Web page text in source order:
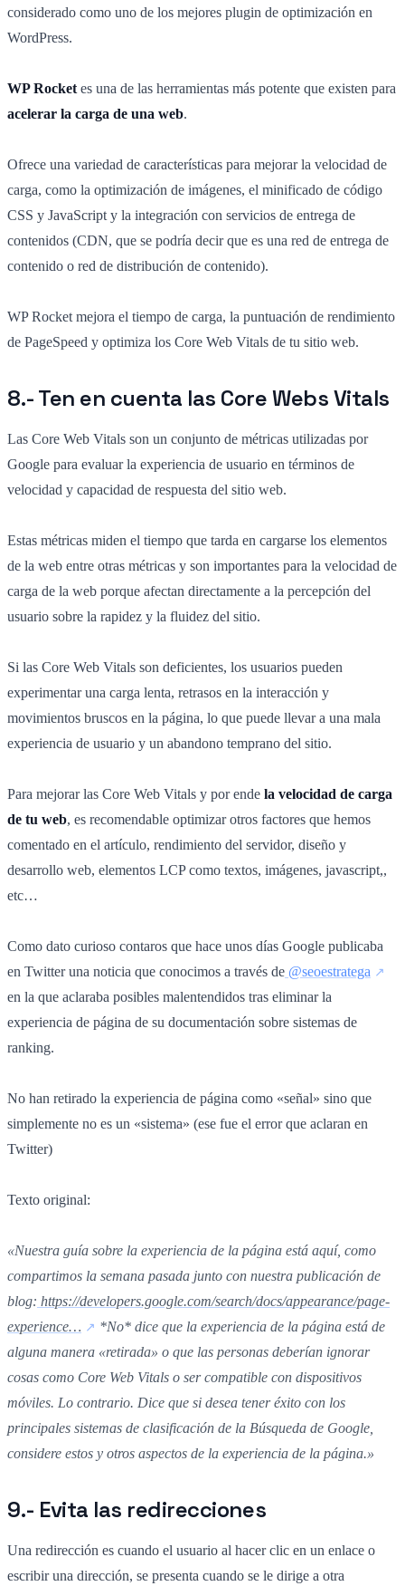
considerado como uno de los mejores plugin de optimización en
WordPress.
WP Rocket es una de las herramientas más potente que existen para
acelerar la carga de una web.
Ofrece una variedad de características para mejorar la velocidad de
carga, como la optimización de imágenes, el minificado de código
CSS y JavaScript y la integración con servicios de entrega de
contenidos (CDN, que se podría decir que es una red de entrega de
contenido o red de distribución de contenido).
WP Rocket mejora el tiempo de carga, la puntuación de rendimiento
de PageSpeed y optimiza los Core Web Vitals de tu sitio web.
8.- Ten en cuenta las Core Webs Vitals
Las Core Web Vitals son un conjunto de métricas utilizadas por
Google para evaluar la experiencia de usuario en términos de
velocidad y capacidad de respuesta del sitio web.
Estas métricas miden el tiempo que tarda en cargarse los elementos
de la web entre otras métricas y son importantes para la velocidad de
carga de la web porque afectan directamente a la percepción del
usuario sobre la rapidez y la fluidez del sitio.
Si las Core Web Vitals son deficientes, los usuarios pueden
experimentar una carga lenta, retrasos en la interacción y
movimientos bruscos en la página, lo que puede llevar a una mala
experiencia de usuario y un abandono temprano del sitio.
Para mejorar las Core Web Vitals y por ende la velocidad de carga
de tu web, es recomendable optimizar otros factores que hemos
comentado en el artículo, rendimiento del servidor, diseño y
desarrollo web, elementos LCP como textos, imágenes, javascript,,
etc…
Como dato curioso contaros que hace unos días Google publicaba
en Twitter una noticia que conocimos a través de @seoestratega
en la que aclaraba posibles malentendidos tras eliminar la
experiencia de página de su documentación sobre sistemas de
ranking.
No han retirado la experiencia de página como «señal» sino que
simplemente no es un «sistema» (ese fue el error que aclaran en
Twitter)
Texto original:
«Nuestra guía sobre la experiencia de la página está aquí, como
compartimos la semana pasada junto con nuestra publicación de
blog: https://developers.google.com/search/docs/appearance/page-
experience…
*No* dice que la experiencia de la página está de
alguna manera «retirada» o que las personas deberían ignorar
cosas como Core Web Vitals o ser compatible con dispositivos
móviles. Lo contrario. Dice que si desea tener éxito con los
principales sistemas de clasificación de la Búsqueda de Google,
considere estos y otros aspectos de la experiencia de la página.»
9.- Evita las redirecciones
Una redirección es cuando el usuario al hacer clic en un enlace o
escribir una dirección, se presenta cuando se le dirige a otra